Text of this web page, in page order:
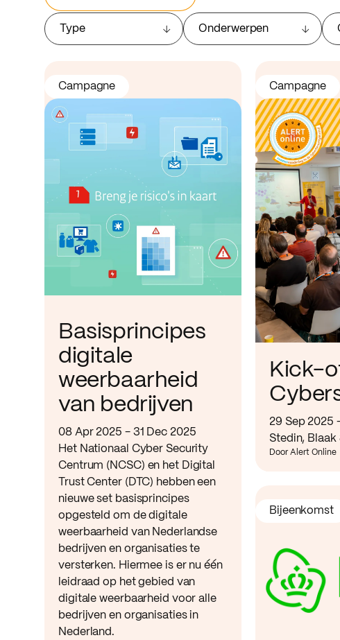
Type Onderwerpen
Basisprincipes
digitale
weerbaarheid
van bedrijven
08 Apr 2025 - 31 Dec 2025
Het Nationaal Cyber Security
Centrum (NCSC) en het Digital
Trust Center (DTC) hebben een
nieuwe set basisprincipes
opgesteld om de digitale
weerbaarheid van Nederlandse
bedrijven en organisaties te
versterken. Hiermee is er nu één
leidraad op het gebied van
digitale weerbaarheid voor alle
bedrijven en organisaties in
Nederland.
Campagne
Kick-
29 Sep 2025
Stedin,
Door Alert Online
Campagne
Bijeenkomst